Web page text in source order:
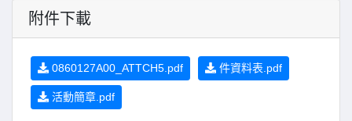
附件下載
0860127A00_ATTCH5.pdf 件資料表.pdf
活動簡章.pdf